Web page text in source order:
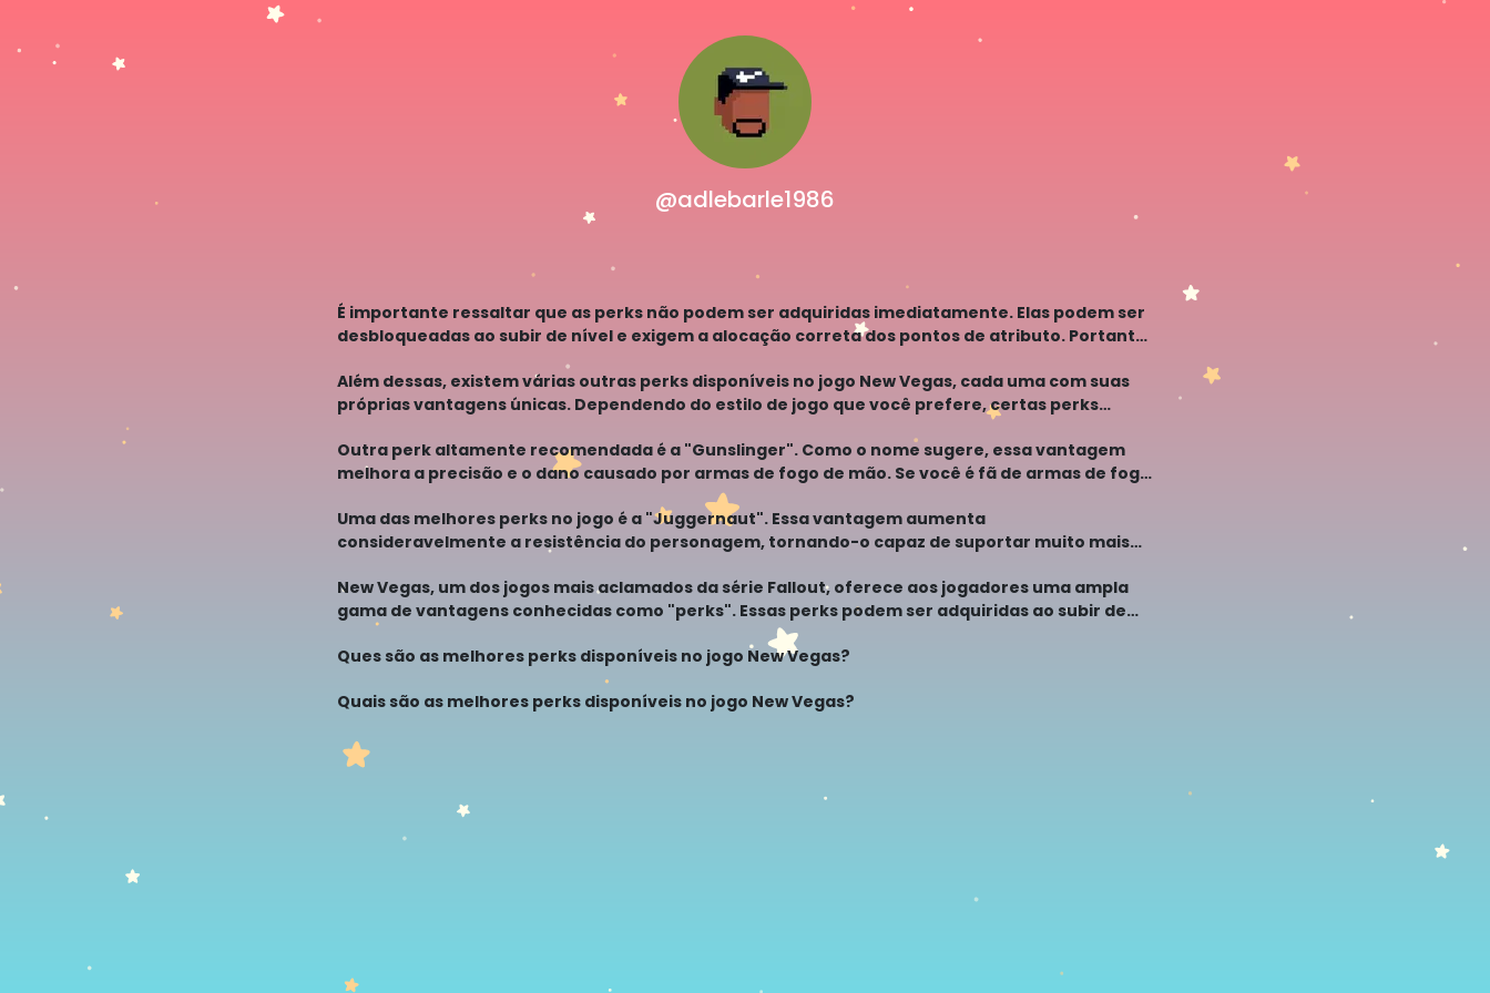
@adlebarle1986
É importante ressaltar que as perks não podem ser adquiridas imediatamente. Elas podem ser
desbloqueadas ao subir de nível e exigem a alocação correta dos pontos de atributo. Portanto,
Além dessas, existem várias outras perks disponíveis no jogo New Vegas, cada uma com suas
próprias vantagens únicas. Dependendo do estilo de jogo que você prefere, certas perks
Outra perk altamente recomendada é a "Gunslinger". Como o nome sugere, essa vantagem
melhora a precisão e o dano causado por armas de fogo de mão. Se você é fã de armas de fogo
Uma das melhores perks no jogo é a "Juggernaut". Essa vantagem aumenta
consideravelmente a resistência do personagem, tornando-o capaz de suportar muito mais
New Vegas, um dos jogos mais aclamados da série Fallout, oferece aos jogadores uma ampla
gama de vantagens conhecidas como "perks". Essas perks podem ser adquiridas ao subir de
Ques são as melhores perks disponíveis no jogo New Vegas?
Quais são as melhores perks disponíveis no jogo New Vegas?